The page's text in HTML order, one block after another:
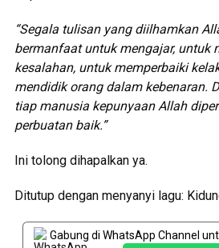
“Segala tulisan yang diilhamkan
bermanfaat untuk mengajar, untuk
kesalahan, untuk memperbaiki
mendidik orang dalam kebenaran.
tiap manusia kepunyaan Allah
perbuatan baik.”
Ini tolong dihapalkan ya.
Ditutup dengan menyanyi lagu:
Gabung di WhatsApp Channel